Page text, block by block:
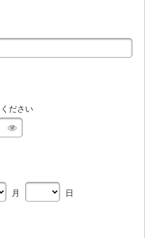
ださい
月 日